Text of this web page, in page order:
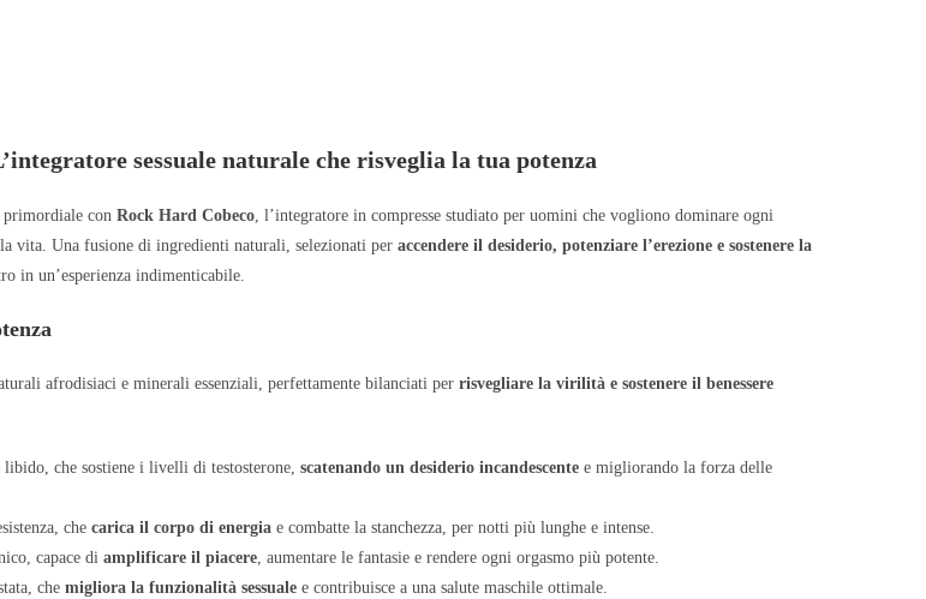
sessuale naturale che risveglia la tua potenza
primordiale conRock Hard Cobeco, l’integratore in compresse studiato per uomini che vogliono dominare ogni
vita. Una fusione di ingredienti naturali, selezionati peraccendere il desiderio, potenziare l’erezione e sostenere la
in un’esperienza indimenticabile.
afrodisiaci e minerali essenziali, perfettamente bilanciati perrisvegliare la virilità e sostenere il benessere
che sostiene i livelli di testosterone,scatenando un desiderio incandescente e migliorando la forza delle
checarica il corpo di energia e combatte la stanchezza, per notti più lunghe e intense.
capace diamplificare il piacere, aumentare le fantasie e rendere ogni orgasmo più potente.
chemigliora la funzionalità sessuale e contribuisce a una salute maschile ottimale.